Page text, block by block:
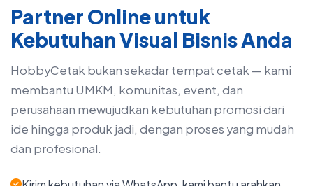
Partner Online untuk
Kebutuhan Visual Bisnis Anda
HobbyCetak bukan sekadar tempat cetak — kami
membantu UMKM, komunitas, event, dan
perusahaan mewujudkan kebutuhan promosi dari
ide hingga produk jadi, dengan proses yang mudah
dan profesional.